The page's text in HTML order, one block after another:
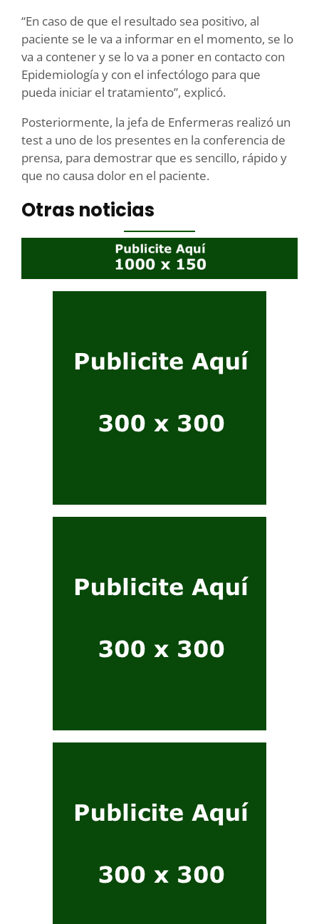
“En caso de que el resultado sea positivo, al
paciente se le va a informar en el momento, se lo
va a contener y se lo va a poner en contacto con
Epidemiología y con el infectólogo para que
pueda iniciar el tratamiento”, explicó.
Posteriormente, la jefa de Enfermeras realizó un
test a uno de los presentes en la conferencia de
prensa, para demostrar que es sencillo, rápido y
que no causa dolor en el paciente.
Otras noticias